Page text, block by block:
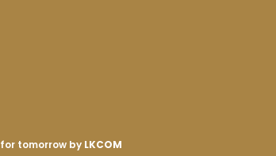
for tomorrow by LKCOM